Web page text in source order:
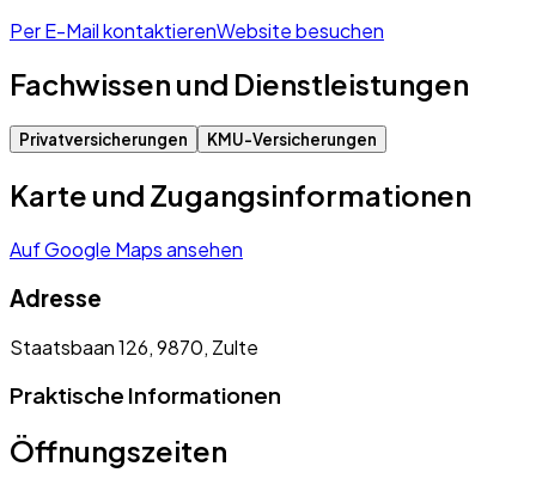
Per E-Mail kontaktierenWebsite besuchen
Fachwissen und Dienstleistungen
Privatversicherungen KMU-Versicherungen
Karte und Zugangsinformationen
Auf Google Maps ansehen
Adresse
Staatsbaan 126, 9870, Zulte
Praktische Informationen
Öffnungszeiten